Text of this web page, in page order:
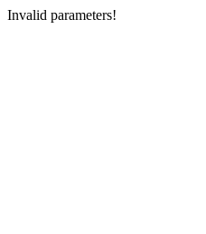
Invalid parameters!